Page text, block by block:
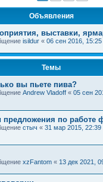
Объявления
выставки,
isildur « 06 сен 2016, 15:25
Темы
вы пьете пива?
Andrew Vladoff « 05 сен
предложения по работе
стыч « 31 мар 2015, 22:39
xzFantom « 13 дек 2021,